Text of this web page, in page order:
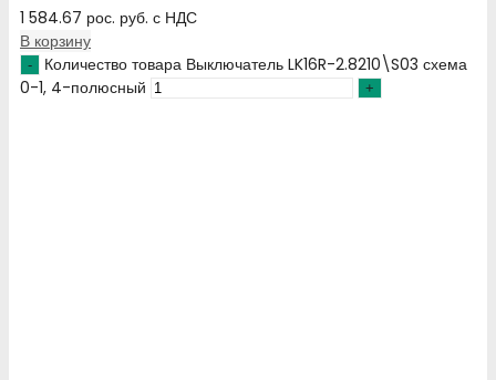
1 584.67 рос. руб. с НДС
В корзину
Количество товара Выключатель LK16R-2.8210\S03 схема
0-1, 4-полюсный